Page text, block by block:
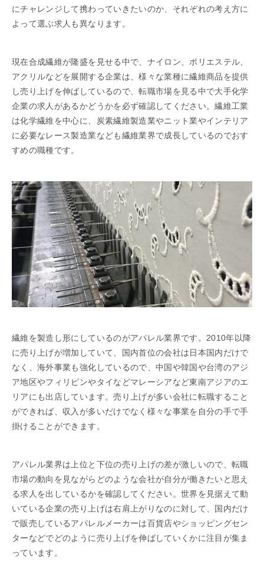
にチャレンジして携わっていきたいのか、それぞれの考え方に
よって選ぶ求人も異なります。
現在合成繊維が隆盛を見せる中で、ナイロン、ポリエステル、
アクリルなどを展開する企業は、様々な業種に繊維商品を提供
し売り上げを伸ばしているので、転職市場を見る中で大手化学
企業の求人があるかどうかを必ず確認してください。繊維工業
は化学繊維を中心に、炭素繊維製造業やニット業やインテリア
に必要なレース製造業なども繊維業界で成長しているのでおす
すめの職種です。
繊維を製造し形にしているのがアパレル業界です。2010年以降
に売り上げが増加していて、国内首位の会社は日本国内だけで
なく、海外事業も強化しているので、中国や韓国や台湾のアジ
ア地区やフィリピンやタイなどマレーシアなど東南アジアのエ
リアにも出店しています。売り上げが多い会社に転職すること
ができれば、収入が多いだけでなく様々な事業を自分の手で手
掛けることができます。
アパレル業界は上位と下位の売り上げの差が激しいので、転職
市場の動向を見ながらどのような会社が自分が働きたいと思え
る求人を出しているかを確認してください。世界を見据えて動
いている企業の売り上げは右肩上がりなのに対して、国内だけ
で販売しているアパレルメーカーは百貨店やショッピングセン
ターなどでどのように売り上げを伸ばしていくかに注目が集ま
っています。